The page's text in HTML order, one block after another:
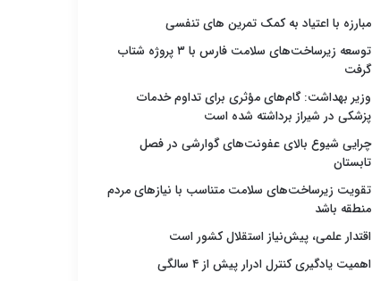
مبارزه با اعتیاد به کمک تمرین های تنفسی
توسعه زیرساخت‌های سلامت فارس با ۳ پروژه شتاب
گرفت
وزیر بهداشت: گام‌های مؤثری برای تداوم خدمات
پزشکی در شیراز برداشته شده است
چرایی شیوع بالای عفونت‌های گوارشی در فصل
تابستان
تقویت زیرساخت‌های سلامت متناسب با نیازهای مردم
منطقه باشد
اقتدار علمی، پیش‌نیاز استقلال کشور است
اهمیت یادگیری کنترل ادرار پیش از ۴ سالگی